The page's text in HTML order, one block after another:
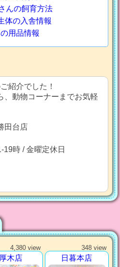
んの飼育方法
体の入舎情報
用品情報
紹介でした！
、動物コーナーまでお気軽
田台店
19時 / 金曜定休日
4,380 view
厚木店
348 view
日暮本店